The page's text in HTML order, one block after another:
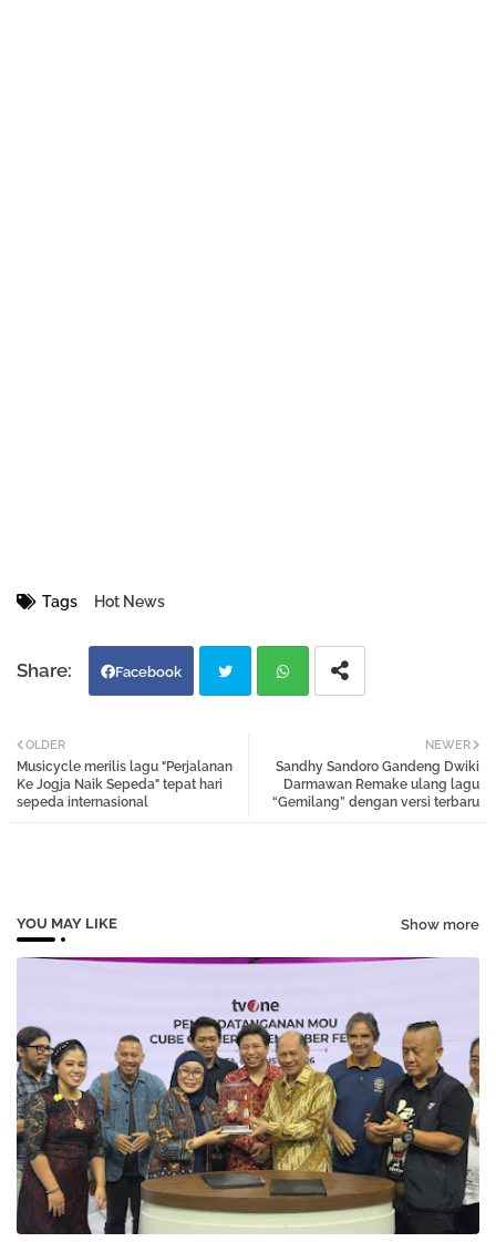
Tags Hot News
Facebook
tter atsa
NEWER
Sandhy Sandoro Gandeng Dwiki
Darmawan Remake ulang lagu
“Gemilang” dengan versi terbaru
OLDER
Musicycle merilis lagu "Perjalanan
Ke Jogja Naik Sepeda" tepat hari
sepeda internasional
YOU MAY LIKE Show more